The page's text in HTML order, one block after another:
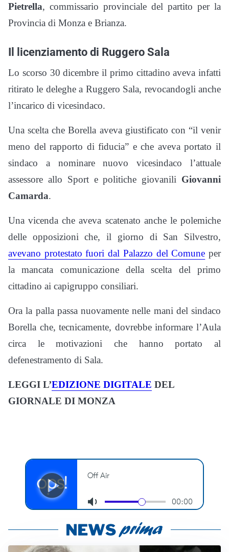
Pietrella, commissario provinciale del partito per la
Provincia di Monza e Brianza.
Il licenziamento di Ruggero Sala
Lo scorso 30 dicembre il primo cittadino aveva infatti
ritirato le deleghe a Ruggero Sala, revocandogli anche
l’incarico di vicesindaco.
Una scelta che Borella aveva giustificato con “il venir
meno del rapporto di fiducia” e che aveva portato il
sindaco a nominare nuovo vicesindaco l’attuale
assessore allo Sport e politiche giovanili Giovanni
Camarda.
Una vicenda che aveva scatenato anche le polemiche
delle opposizioni che, il giorno di San Silvestro,
avevano protestato fuori dal Palazzo del Comune per
la mancata comunicazione della scelta del primo
cittadino ai capigruppo consiliari.
Ora la palla passa nuovamente nelle mani del sindaco
Borella che, tecnicamente, dovrebbe informare l’Aula
circa le motivazioni che hanno portato al
defenestramento di Sala.
LEGGI L’EDIZIONE DIGITALE DEL
GIORNALE DI MONZA